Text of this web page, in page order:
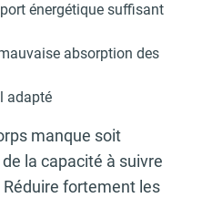
énergétique suffisant
absorption des
adapté
manque soit
la capacité à suivre
fortement les